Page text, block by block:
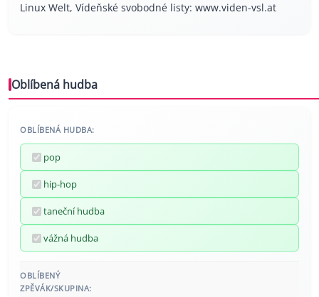
Linux Welt, Vídeňské svobodné listy: www.viden-vsl.at
Oblíbená hudba
OBLÍBENÁ HUDBA:
pop
hip-hop
taneční hudba
vážná hudba
OBLÍBENÝ
ZPĚVÁK/SKUPINA: